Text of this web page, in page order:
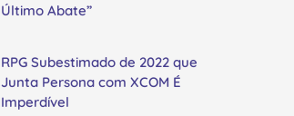
Último Abate”
RPG Subestimado de 2022 que
Junta Persona com XCOM É
Imperdível